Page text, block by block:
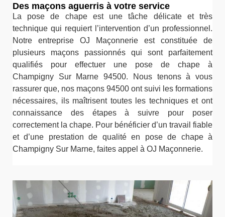
Des maçons aguerris à votre service
La pose de chape est une tâche délicate et très
technique qui requiert l’intervention d’un professionnel.
Notre entreprise OJ Maçonnerie est constituée de
plusieurs maçons passionnés qui sont parfaitement
qualifiés pour effectuer une pose de chape à
Champigny Sur Marne 94500. Nous tenons à vous
rassurer que, nos maçons 94500 ont suivi les formations
nécessaires, ils maîtrisent toutes les techniques et ont
connaissance des étapes à suivre pour poser
correctement la chape. Pour bénéficier d’un travail fiable
et d’une prestation de qualité en pose de chape à
Champigny Sur Marne, faites appel à OJ Maçonnerie.